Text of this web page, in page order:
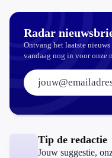
Radar
Ontvang het laatste
vandaag nog in voor onze
E-mailadres:
Tip de redactie
Jouw suggestie,